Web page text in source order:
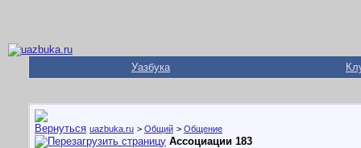
Уазбука
uazbuka.ru > Общий > Общение
Ассоциации 183